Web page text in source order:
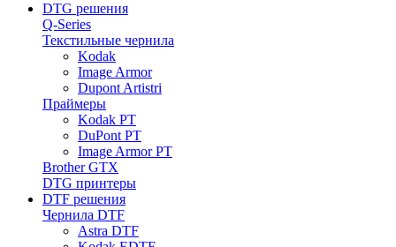
DTG решения
Q-Series
Текстильные чернила
Kodak
Image Armor
Dupont Artistri
Праймеры
Kodak PT
DuPont PT
Image Armor PT
Brother GTX
DTG принтеры
DTF решения
Чернила DTF
Astra DTF